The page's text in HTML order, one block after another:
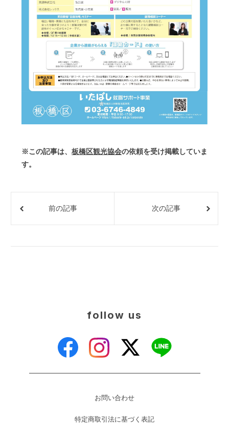
※この記事は、 板橋区観光協会の依頼を受け掲載していま
す。
前の記事 次の記事
follow us
お問い合わせ
特定商取引法に基づく表記